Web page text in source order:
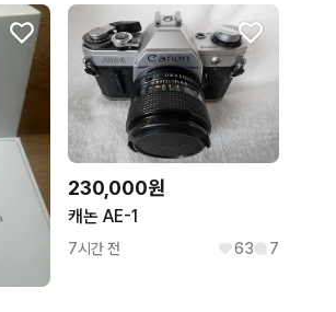
230,000원
캐논 AE-1
7시간 전 63 7